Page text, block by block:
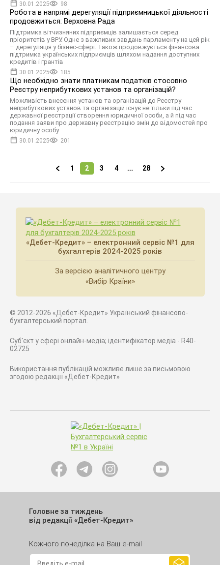
30.01.2025 98
Робота в напрямі дерегуляції підприємницької діяльності
продовжиться: Верховна Рада
Підтримка вітчизняних підприємців залишається серед
пріоритетів у ВРУ. Одне з важливих завдань парламенту на цей рік
– дерегуляція у бізнес-сфері. Також продовжується фінансова
підтримка українських підприємців шляхом надання доступних
кредитів і грантів
30.01.2025 185
Що необхідно знати платникам податків стосовно
Реєстру неприбуткових установ та організацій?
Можливість внесення установ та організацій до Реєстру
неприбуткових установ та організацій існує не тільки під час
державної реєстрації створення юридичної особи, а й під час
подання заяви про державну реєстрацію змін до відомостей про
юридичну особу
30.01.2025 201
1 2 3 4 ... 28
«Дебет-Кредит» – електронний сервіс №1 для
бухгалтерів 2024-2025 років
За версією аналітичного центру
«Вибір Країни»
© 2012-2026 «Дебет-Кредит» Український фінансово-
бухгалтерський портал.
Суб'єкт у сфері онлайн-медіа; ідентифікатор медіа - R40-
02725
Використання публікацій можливе лише за письмовою
згодою редакції «Дебет-Кредит»
Головне за тиждень
від редакції «Дебет-Кредит»
Кожного понеділка на Ваш e-mail